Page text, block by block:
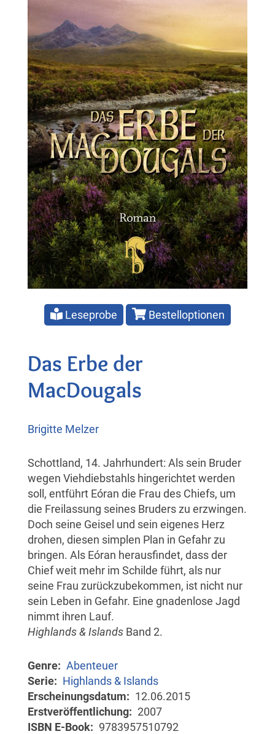
Leseprobe Bestelloptionen
Das Erbe der
MacDougals
Brigitte Melzer
Schottland, 14. Jahrhundert: Als sein Bruder
wegen Viehdiebstahls hingerichtet werden
soll, entführt Eóran die Frau des Chiefs, um
die Freilassung seines Bruders zu erzwingen.
Doch seine Geisel und sein eigenes Herz
drohen, diesen simplen Plan in Gefahr zu
bringen. Als Eóran herausfindet, dass der
Chief weit mehr im Schilde führt, als nur
seine Frau zurückzubekommen, ist nicht nur
sein Leben in Gefahr. Eine gnadenlose Jagd
nimmt ihren Lauf.
Highlands & Islands Band 2.
Genre
Abenteuer
Serie
Highlands & Islands
Erscheinungsdatum
12.06.2015
Erstveröffentlichung
2007
ISBN E-Book
9783957510792